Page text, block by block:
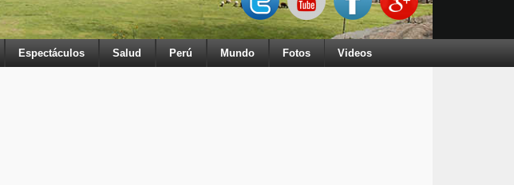
Espectáculos Salud Perú Mundo Fotos Videos